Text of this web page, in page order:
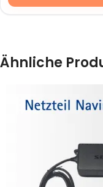
Ähnliche